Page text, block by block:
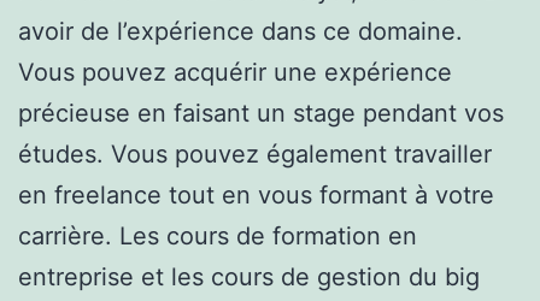
avoir de l’expérience dans ce domaine.
Vous pouvez acquérir une expérience
précieuse en faisant un stage pendant vos
études. Vous pouvez également travailler
en freelance tout en vous formant à votre
carrière. Les cours de formation en
entreprise et les cours de gestion du big